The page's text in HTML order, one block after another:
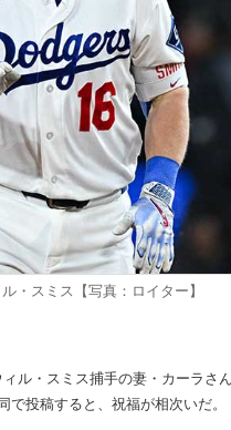
・スミス【写真：ロイター】
・スミス捕手の妻・カーラさ
投稿すると、祝福が相次いだ。